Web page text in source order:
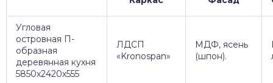
Угловая
островная П-
образная
деревянная кухня
5850х2420х555
ЛДСП
«Kronospan»
МДФ, ясень
(шпон).